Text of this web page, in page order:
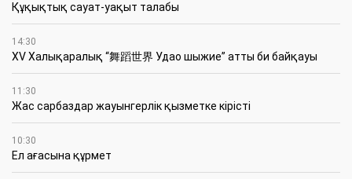
Құқықтық сауат-уақыт талабы
14:30
XV Халықаралық “舞蹈世界 Удао шыжие” атты би байқауы
11:30
Жас сарбаздар жауынгерлік қызметке кірісті
10:30
Ел ағасына құрмет